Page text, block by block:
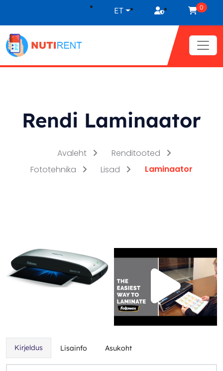
ET 0
Rendi Laminaator
Avaleht
Renditooted
Fototehnika
Lisad Laminaator
Kirjeldus Lisainfo Asukoht